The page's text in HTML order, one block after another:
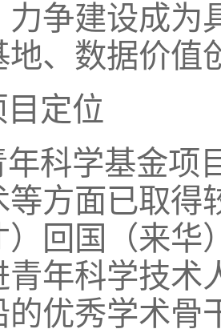
力争建设成为
地、数据价值
目定位
科学基金项
等方面已取得
）回国（来华
青年科学技术
的优秀学术骨